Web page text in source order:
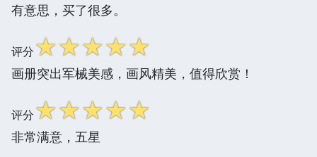
有意思，买了很多。
评分☆☆☆☆☆
画册突出军械美感，画风精美，值得欣赏！
评分☆☆☆☆☆
非常满意，五星